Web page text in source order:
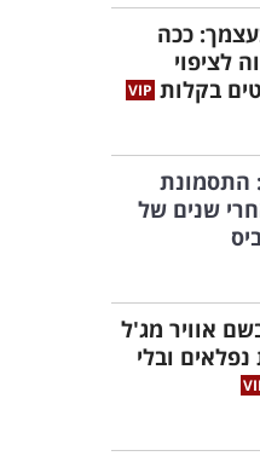
ככה
לציפוי
בקלות
התסמונת
שנים של
אוויר מג'ל
ובלי